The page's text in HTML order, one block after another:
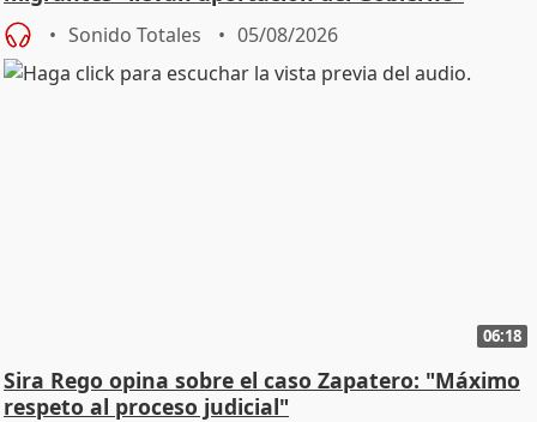
central
Sonido Totales 05/08/2026
06:18
Sira Rego opina sobre el caso Zapatero: "Máximo
respeto al proceso judicial"